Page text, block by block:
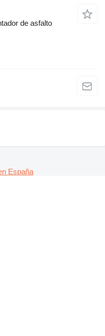
de asfalto
España